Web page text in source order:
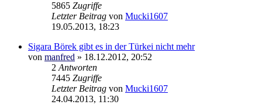
5865 Zugriffe
Letzter Beitrag von Mucki1607
19.05.2013, 18:23
Sigara Börek gibt es in der Türkei nicht mehr
von manfred » 18.12.2012, 20:52
2 Antworten
7445 Zugriffe
Letzter Beitrag von Mucki1607
24.04.2013, 11:30